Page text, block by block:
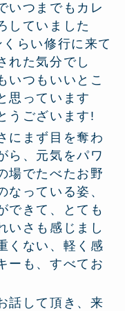
いつまでもカレ
していました
らい修行に来て
れた気分でし
いつもいいとこ
思っています
うございます!
にまず目を奪わ
ら、元気をパワ
場でたべたお野
なっている姿、
できて、とても
いさも感じまし
くない、軽く感
ーも、すべてお
話して頂き、来